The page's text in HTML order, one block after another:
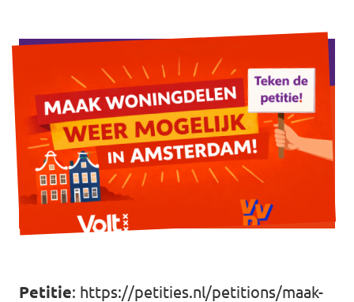
Doe mee
Vacatures
Petitie: https://petities.nl/petitions/maak-